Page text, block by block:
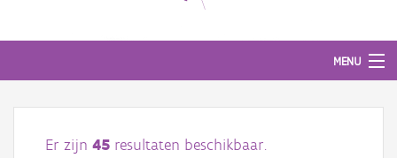
MENU
Afbeeldingen
Er zijn 45 resultaten beschikbaar.